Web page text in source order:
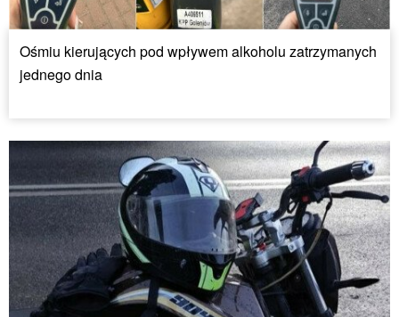
Ośmiu kierujących pod wpływem alkoholu zatrzymanych
jednego dnia